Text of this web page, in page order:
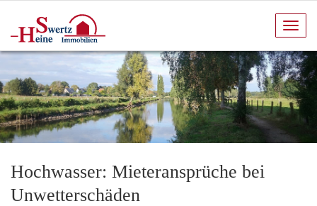
Hochwasser: Mieteransprüche bei
Unwetterschäden